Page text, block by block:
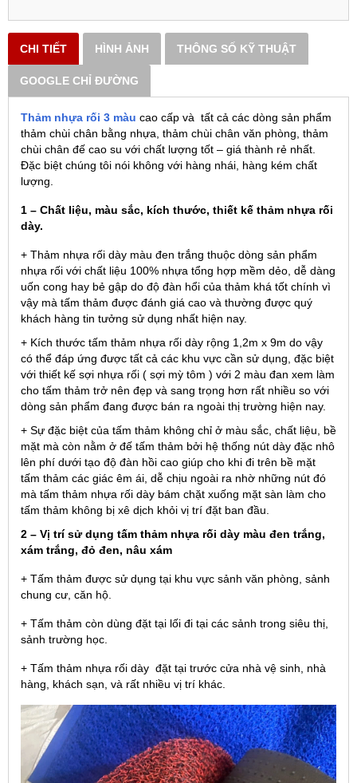
CHI TIẾT HÌNH ẢNH THÔNG SỐ KỸ THUẬT
GOOGLE CHỈ ĐƯỜNG
Thảm nhựa rối 3 màu cao cấp và tất cả các dòng sản phẩm
thảm chùi chân bằng nhựa, thảm chùi chân văn phòng, thảm
chùi chân đế cao su với chất lượng tốt – giá thành rẻ nhất.
Đặc biệt chúng tôi nói không với hàng nhái, hàng kém chất
lượng.
1 – Chất liệu, màu sắc, kích thước, thiết kế thảm nhựa rối
dày.
+ Thảm nhựa rối dày màu đen trắng thuộc dòng sản phẩm
nhựa rối với chất liệu 100% nhựa tổng hợp mềm dẻo, dễ dàng
uốn cong hay bẻ gập do độ đàn hổi của thảm khá tốt chính vì
vậy mà tấm thảm được đánh giá cao và thường được quý
khách hàng tin tưởng sử dụng nhất hiện nay.
+ Kích thước tấm thảm nhựa rối dày rộng 1,2m x 9m do vậy
có thể đáp ứng được tất cả các khu vực cần sử dụng, đặc biệt
với thiết kế sợi nhựa rối ( sợi mỳ tôm ) với 2 màu đan xem làm
cho tấm thảm trở nên đẹp và sang trọng hơn rất nhiều so với
dòng sản phẩm đang được bán ra ngoài thị trường hiện nay.
+ Sự đặc biệt của tấm thảm không chỉ ở màu sắc, chất liệu, bề
mặt mà còn nằm ở đế tấm thảm bởi hệ thống nút dày đặc nhô
lên phí dưới tạo độ đàn hồi cao giúp cho khi đi trên bề mặt
tấm thảm các giác êm ái, dễ chịu ngoài ra nhờ những nút đó
mà tấm thảm nhựa rối dày bám chặt xuống mặt sàn làm cho
tấm thảm không bị xê dịch khỏi vị trí đặt ban đầu.
2 – Vị trí sử dụng tấm thảm nhựa rối dày màu đen trắng,
xám trắng, đỏ đen, nâu xám
+ Tấm thảm được sử dụng tại khu vực sảnh văn phòng, sảnh
chung cư, căn hộ.
+ Tấm thảm còn dùng đặt tại lối đi tại các sảnh trong siêu thị,
sảnh trường học.
+ Tấm thảm nhựa rối dày đặt tại trước cửa nhà vệ sinh, nhà
hàng, khách sạn, và rất nhiều vị trí khác.